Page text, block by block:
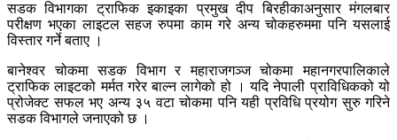
सडक विभागका ट्राफिक इकाइका प्रमुख दीप बिरहीकाअनुसार मंगलबार
परीक्षण भएका लाइटल सहज रुपमा काम गरे अन्य चोकहरुममा पनि यसलाई
विस्तार गर्ने बताए ।
बानेश्वर चोकमा सडक विभाग र महाराजगञ्ज चोकमा महानगरपालिकाले
ट्राफिक लाइटको मर्मत गरेर बाल्न लागेको हो । यदि नेपाली प्राविधिकको यो
प्रोजेक्ट सफल भए अन्य ३५ वटा चोकमा पनि यही प्रविधि प्रयोग सुरु गरिने
सडक विभागले जनाएको छ ।